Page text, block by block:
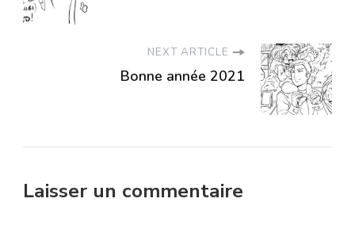
NEXT ARTICLE
Bonne année 2021
Laisser un commentaire